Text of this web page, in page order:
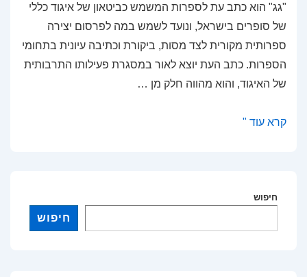
"גג" הוא כתב עת לספרות המשמש כביטאון של איגוד כללי
של סופרים בישראל, ונועד לשמש במה לפרסום יצירה
ספרותית מקורית לצד מסות, ביקורת וכתיבה עיונית בתחומי
הספרות. כתב העת יוצא לאור במסגרת פעילותו התרבותית
של האיגוד, והוא מהווה חלק מן …
גג
לספרות
קרא עוד "
חיפוש
חיפוש